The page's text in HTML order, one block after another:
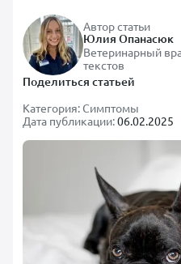
Автор статьи
Юлия Опанасюк
Ветеринарный
текстов
Поделиться статьей
Категория: Симптомы
Дата публикации:06.02.2025